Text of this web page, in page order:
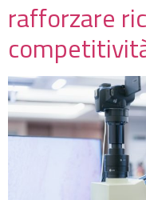
rafforzare